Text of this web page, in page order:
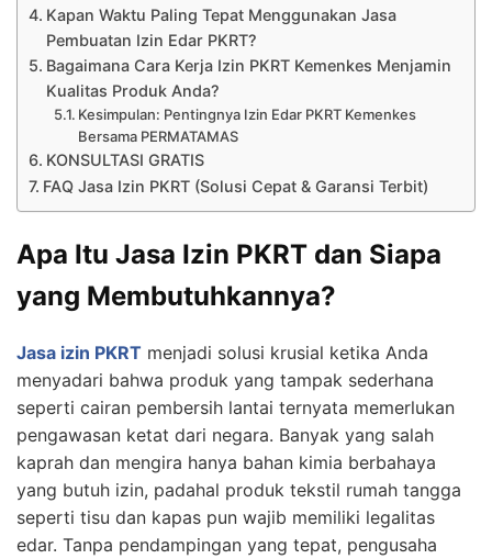
Kapan Waktu Paling Tepat Menggunakan Jasa
Pembuatan Izin Edar PKRT?
Bagaimana Cara Kerja Izin PKRT Kemenkes Menjamin
Kualitas Produk Anda?
Kesimpulan: Pentingnya Izin Edar PKRT Kemenkes
Bersama PERMATAMAS
KONSULTASI GRATIS
FAQ Jasa Izin PKRT (Solusi Cepat & Garansi Terbit)
Apa Itu Jasa Izin PKRT dan Siapa
yang Membutuhkannya?
Jasa izin PKRT menjadi solusi krusial ketika Anda
menyadari bahwa produk yang tampak sederhana
seperti cairan pembersih lantai ternyata memerlukan
pengawasan ketat dari negara. Banyak yang salah
kaprah dan mengira hanya bahan kimia berbahaya
yang butuh izin, padahal produk tekstil rumah tangga
seperti tisu dan kapas pun wajib memiliki legalitas
edar. Tanpa pendampingan yang tepat, pengusaha